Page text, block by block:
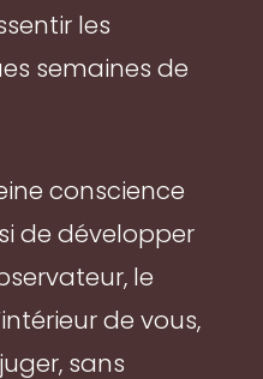
les
semaines de
conscience
de développer
le
de vous,
sans